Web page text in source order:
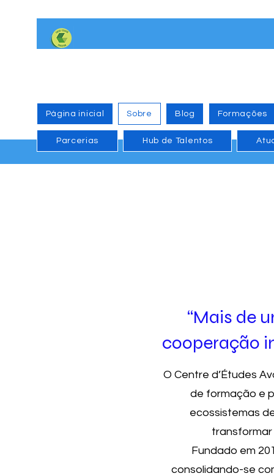
Página inicial Sobre Blog Formações
Parcerias Hub de Talentos
“Mais de
cooperação
O Centre d’Études
de formação e
ecossistemas
transformar
Fundado em
consolidando-se